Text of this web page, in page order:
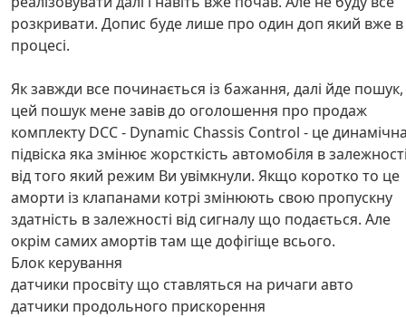
розкривати. Допис буде лише про один доп який вже в
процесі.
Як завжди все починається із бажання, далі йде пошук,
цей пошук мене завів до оголошення про продаж
комплекту DCC - Dynamic Chassis Control - це
підвіска яка змінює жорсткість автомобіля в
від того який режим Ви увімкнули. Якщо коротко то це
аморти із клапанами котрі змінюють свою пропускну
здатність в залежності від сигналу що подається. Але
окрім самих амортів там ще дофігіще всього.
Блок керування
датчики просвіту що ставляться на ричаги авто
датчики продольного прискорення